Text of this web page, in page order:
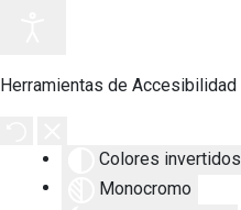
Herramientas de Accesibilidad
Colores invertidos
Monocromo